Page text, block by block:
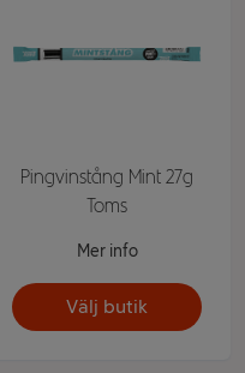
Pingvinstång Mint 27g
Toms
Mer info
Välj butik